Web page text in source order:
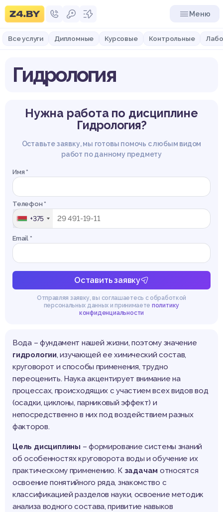
Меню
Все услуги Дипломные Курсовые Контрольные
Гидрология
Нужна работа по дисциплине
Гидрология?
Оставьте заявку, мы готовы помочь с любым видом
работ по данному предмету
Имя *
Телефон *
+375
Email *
Оставить заявку
Отправляя заявку, вы соглашаетесь с обработкой
персональных данных и принимаете политику
конфиденциальности
Вода – фундамент нашей жизни, поэтому значение
гидрологии, изучающей ее химический состав,
круговорот и способы применения, трудно
переоценить. Наука акцентирует внимание на
процессах, происходящих с участием всех видов вод
(осадки, циклоны, парниковый эффект) и
непосредственно в них под воздействием разных
факторов.
Цель дисциплины – формирование системы знаний
об особенностях круговорота воды и обучение их
практическому применению. К задачам относятся
освоение понятийного ряда, знакомство с
классификацией разделов науки, освоение методик
анализа водного состава, привитие навыков